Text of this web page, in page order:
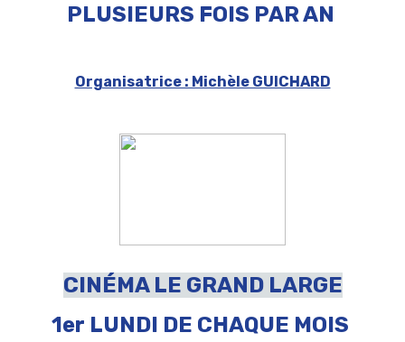
PLUSIEURS FOIS PAR AN
Organisatrice : Michèle GUICHARD
CINÉMA LE GRAND LARGE
1er LUNDI DE CHAQUE MOIS